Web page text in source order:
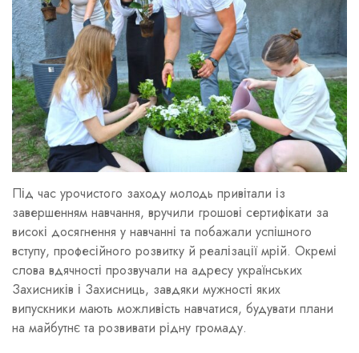
Під час урочистого заходу молодь привітали із
завершенням навчання, вручили грошові сертифікати за
високі досягнення у навчанні та побажали успішного
вступу, професійного розвитку й реалізації мрій. Окремі
слова вдячності прозвучали на адресу українських
Захисників і Захисниць, завдяки мужності яких
випускники мають можливість навчатися, будувати плани
на майбутнє та розвивати рідну громаду.